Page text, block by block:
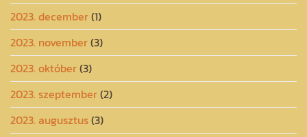
2023. december(1)
2023. november(3)
2023. október(3)
2023. szeptember(2)
2023. augusztus(3)